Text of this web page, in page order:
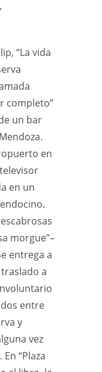
“La vida
completo”
un bar
en
en un
morgue”–
entrega a
a
entre
y
vez
“Plaza